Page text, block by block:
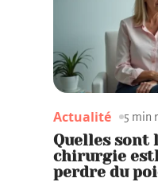
Actualité 5 min
Quelles sont
chirurgie
perdre du